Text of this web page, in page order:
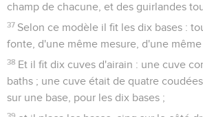
champ de chacune, et des guirlandes
37 Selon ce modèle il fit les dix bases :
fonte, d'une même mesure, d'une même
38 Et il fit dix cuves d'airain : une cuve
baths ; une cuve était de quatre
sur une base, pour les dix bases ;
39